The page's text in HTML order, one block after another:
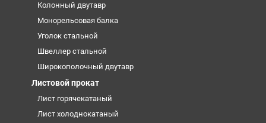
Колонный двутавр
Монорельсовая балка
Уголок стальной
Швеллер стальной
Широкополочный двутавр
Листовой прокат
Лист горячекатаный
Лист холоднокатаный